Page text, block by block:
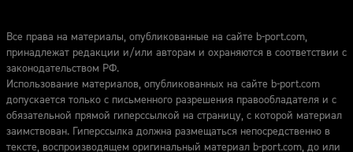
Все права на материалы, опубликованные на сайте b-port.com,
принадлежат редакции и/или авторам и охраняются в соответствии с
законодательством РФ.
Использование материалов, опубликованных на сайте b-port.com
допускается только с письменного разрешения правообладателя и с
обязательной прямой гиперссылкой на страницу, с которой материал
заимствован. Гиперссылка должна размещаться непосредственно в
тексте, воспроизводящем оригинальный материал b-port.com, до или